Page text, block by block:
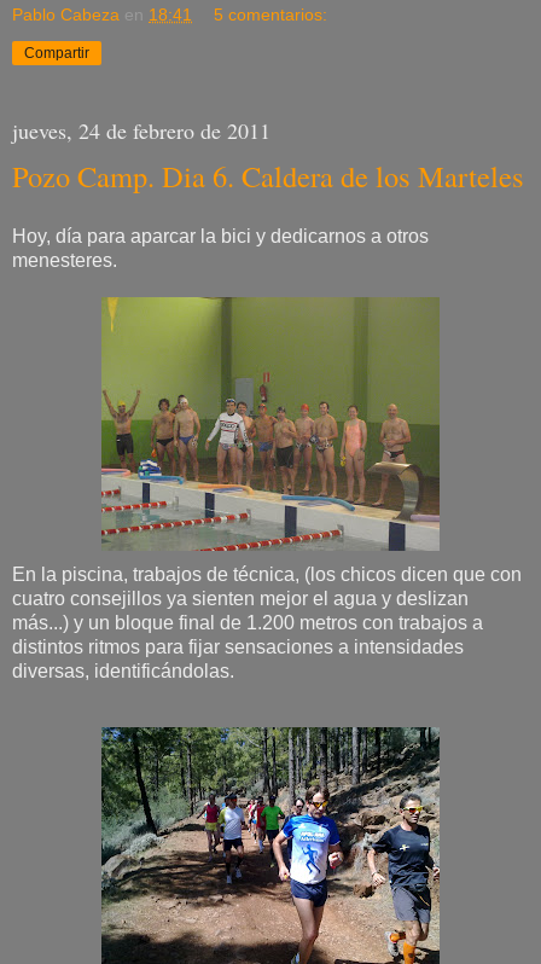
Pablo Cabeza en 18:41 5 comentarios:
Compartir
jueves, 24 de febrero de 2011
Pozo Camp. Dia 6. Caldera de los Marteles
Hoy, día para aparcar la bici y dedicarnos a otros
menesteres.
En la piscina, trabajos de técnica, (los chicos dicen que con
cuatro consejillos ya sienten mejor el agua y deslizan
más...) y un bloque final de 1.200 metros con trabajos a
distintos ritmos para fijar sensaciones a intensidades
diversas, identificándolas.